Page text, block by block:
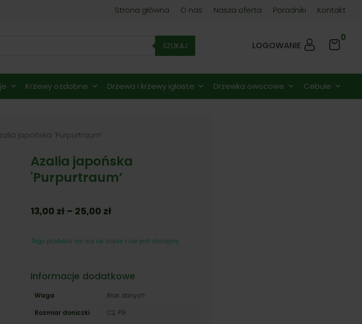
Strona główna O nas Nasza oferta Poradniki Kontakt
SZUKAJ LOGOWANIE
0
Krzewy ozdobne Drzewa i krzewy iglaste Drzewka owocowe Cebule
japońska 'Purpurtraum’
Azalia japońska
'Purpurtraum’
13,00 zł – 25,00 złZakres
13,00 zł
Tego produktu nie ma na stanie i nie jest dostępny.
Informacje dodatkowe
Waga
Brak danych
Rozmiar doniczki
C2, P9